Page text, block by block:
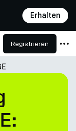
Erhalten
Registrieren